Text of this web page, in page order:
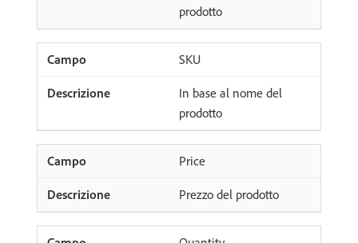
prodotto
SKU
In base al nome del
prodotto
Price
Prezzo del prodotto